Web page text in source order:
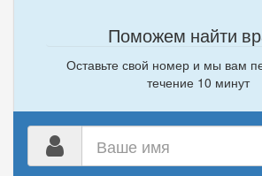
Поможем найти
Оставьте свой номер и мы вам
течение 10 минут